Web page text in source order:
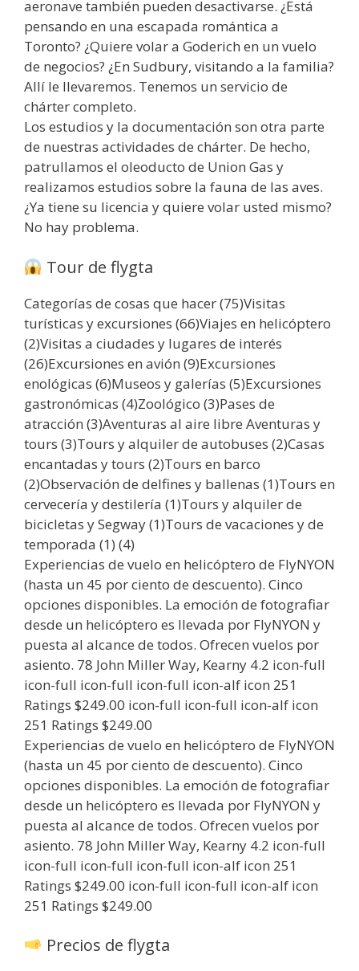
aeronave también pueden desactivarse. ¿Está
pensando en una escapada romántica a
Toronto? ¿Quiere volar a Goderich en un vuelo
de negocios? ¿En Sudbury, visitando a la familia?
Allí le llevaremos. Tenemos un servicio de
chárter completo.
Los estudios y la documentación son otra parte
de nuestras actividades de chárter. De hecho,
patrullamos el oleoducto de Union Gas y
realizamos estudios sobre la fauna de las aves.
¿Ya tiene su licencia y quiere volar usted mismo?
No hay problema.
Tour de flygta
Categorías de cosas que hacer (75)Visitas
turísticas y excursiones (66)Viajes en helicóptero
(2)Visitas a ciudades y lugares de interés
(26)Excursiones en avión (9)Excursiones
enológicas (6)Museos y galerías (5)Excursiones
gastronómicas (4)Zoológico (3)Pases de
atracción (3)Aventuras al aire libre Aventuras y
tours (3)Tours y alquiler de autobuses (2)Casas
encantadas y tours (2)Tours en barco
(2)Observación de delfines y ballenas (1)Tours en
cervecería y destilería (1)Tours y alquiler de
bicicletas y Segway (1)Tours de vacaciones y de
temporada (1) (4)
Experiencias de vuelo en helicóptero de FlyNYON
(hasta un 45 por ciento de descuento). Cinco
opciones disponibles. La emoción de fotografiar
desde un helicóptero es llevada por FlyNYON y
puesta al alcance de todos. Ofrecen vuelos por
asiento. 78 John Miller Way, Kearny 4.2 icon-full
icon-full icon-full icon-full icon-alf icon 251
Ratings $249.00 icon-full icon-full icon-alf icon
251 Ratings $249.00
Experiencias de vuelo en helicóptero de FlyNYON
(hasta un 45 por ciento de descuento). Cinco
opciones disponibles. La emoción de fotografiar
desde un helicóptero es llevada por FlyNYON y
puesta al alcance de todos. Ofrecen vuelos por
asiento. 78 John Miller Way, Kearny 4.2 icon-full
icon-full icon-full icon-full icon-alf icon 251
Ratings $249.00 icon-full icon-full icon-alf icon
251 Ratings $249.00
Precios de flygta